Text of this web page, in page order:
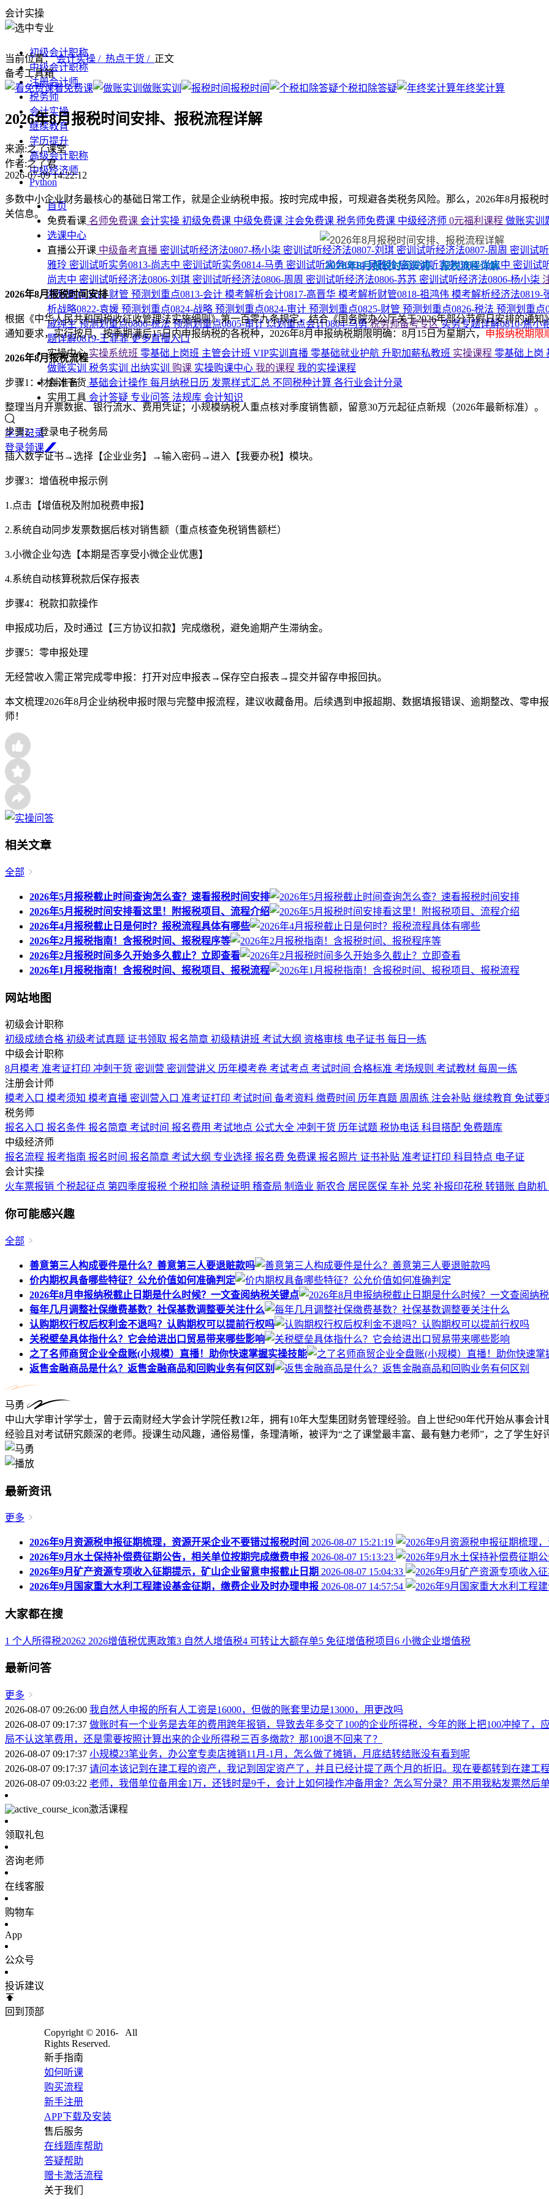
会计实操
初级会计职称
中级会计职称
注册会计师
税务师
会计实操
继续教育
学历提升
高级会计职称
中级经济师
Python
首页
免费看课 名师免费课 会计实操 初级免费课 中级免费课 注会免费课 税务师免费课 中级经济师 0元福利课程 做账实训
选课中心
直播公开课 中级备考直播 密训试听经济法0807-杨小柒 密训试听经济法0807-刘琪 密训试听经济法0807-周周 密训试
雅玲 密训试听实务0813-尚志中 密训试听实务0814-马勇 密训试听实务0814-吴雅玲密训试听实务0814-尚志中 密训试
尚志中 密训试听经济法0806-刘琪 密训试听经济法0806-周周 密训试听经济法0806-苏苏 密训试听经济法0806-杨小柒
测划重点0812-财管 预测划重点0813-会计 模考解析会计0817-高晋华 模考解析财管0818-祖鸿伟 模考解析经济法0819-
析战略0822-袁媛 预测划重点0824-战略 预测划重点0824-审计 预测划重点0825-财管 预测划重点0826-税法 预测划重点
戚纯生预测划重点0806-税法预测划重点0805-审计💥划重点会计0804-马勇税务师备考专区实务专题详解0810-焦小
题详解0819-王菲菲更多直播入口
实操中心实操系统班 零基础上岗班 主管会计班 VIP实训直播 零基础就业护航 升职加薪私教班 实操课程 零基础上岗
做账实训 税务实训 出纳实训 购课 实操购课中心 我的课程 我的实操课程
会计干货 基础会计操作 每月纳税日历 发票样式汇总 不同税种计算 各行业会计分录
实用工具 会计答疑 专业问答 法规库 会计知识
学习记录
登录领课
当前位置：会计实操 / 热点干货 / 正文
备考工具箱
看免费课
做账实训 报税时间 个税扣除答疑 年终奖计算
2026年8月报税时间安排、报税流程详解
来源:之了课堂
作者:之了君
2026-07-09 14:22:12
多数中小企业财务最核心的基础日常工作，就是企业纳税申报。按时完成申报，可规避各类税务风险。那么，2026年8月报税
关信息。
2026年8月报税时间安排、报税流程详解
2026年8月报税时间安排
根据《中华人民共和国税收征收管理法实施细则》第一百零九条规定，结合《国务院办公厅关于2026年部分节假日安排的通
通知要求，实行按月、按季期满后15日内申报纳税的各税种，2026年8月申报纳税期限明确：8月15日为星期六， 申报纳税期限
2026年8月报税流程
步骤1：材料准备
整理当月开票数据、银行流水、费用凭证；小规模纳税人重点核对季度销售额，留意30万元起征点新规（2026年最新标准）。
步骤2：登录电子税务局
插入数字证书→选择【企业业务】→输入密码→进入【我要办税】模块。
步骤3：增值税申报示例
1.点击【增值税及附加税费申报】
2.系统自动同步发票数据后核对销售额（重点核查免税销售额栏）
3.小微企业勾选【本期是否享受小微企业优惠】
4.系统自动核算税款后保存报表
步骤4：税款扣款操作
申报成功后，及时通过【三方协议扣款】完成缴税，避免逾期产生滞纳金。
步骤5：零申报处理
无经营收入需正常完成零申报：打开对应申报表→保存空白报表→提交并留存申报回执。
本文梳理2026年8月企业纳税申报时限与完整申报流程，建议收藏备用。后续遇到申报超期、数据填报错误、逾期整改、零申
师！
相关文章
全部
2026年5月报税截止时间查询怎么查？速看报税时间安排
2026年5月报税时间安排看这里！附报税项目、流程介绍
2026年4月报税截止日是何时？报税流程具体有哪些
2026年2月报税指南！含报税时间、报税程序等
2026年2月报税时间多久开始多久截止？立即查看
2026年1月报税指南！含报税时间、报税项目、报税流程
网站地图
初级会计职称
初级成绩合格 初级考试真题 证书领取 报名简章 初级精讲班 考试大纲 资格审核 电子证书 每日一练
中级会计职称
8月模考 准考证打印 冲刺干货 密训营 密训营讲义 历年模考卷 考试考点 考试时间 合格标准 考场规则 考试教材 每周一练
注册会计师
模考入口 模考须知 模考直播 密训营入口 准考证打印 考试时间 备考资料 缴费时间 历年真题 周周练 注会补贴 继续教育 免试要
税务师
报名入口 报名条件 报名简章 考试时间 报名费用 考试地点 公式大全 冲刺干货 历年试题 税协电话 科目搭配 免费题库
中级经济师
报名流程 报考指南 报名时间 报名简章 考试大纲 专业选择 报名费 免费课 报名照片 证书补贴 准考证打印 科目特点 电子证
会计实操
火车票报销 个税起征点 第四季度报税 个税扣除 清税证明 稽查局 制造业 新农合 居民医保 车补 兑奖 补报印花税 转错账 自助机
你可能感兴趣
全部
善意第三人构成要件是什么？善意第三人要退赃款吗
价内期权具备哪些特征？公允价值如何准确判定
2026年8月申报纳税截止日期是什么时候？一文查阅纳税关键点
每年几月调整社保缴费基数？社保基数调整要关注什么
认购期权行权后权利金不退吗？认购期权可以提前行权吗
关税壁垒具体指什么？它会给进出口贸易带来哪些影响
之了名师商贸企业全盘账(小规模）直播！助你快速掌握实操技能
返售金融商品是什么？返售金融商品和回购业务有何区别
马勇
中山大学审计学学士，曾于云南财经大学会计学院任教12年，拥有10年大型集团财务管理经验。自上世纪90年代开始从事会
经验且对考试研究颇深的老师。授课生动风趣，通俗易懂，条理清晰，被评为“之了课堂最丰富、最有魅力老师”，之了学生好
最新资讯
更多
2026年9月资源税申报征期梳理，资源开采企业不要错过报税时间 2026-08-07 15:21:19
2026年9月水土保持补偿费征期公告，相关单位按期完成缴费申报 2026-08-07 15:13:23
2026年9月矿产资源专项收入征期提示，矿山企业留意申报截止日期 2026-08-07 15:04:33
2026年9月国家重大水利工程建设基金征期，缴费企业及时办理申报 2026-08-07 14:57:54
大家都在搜
1 个人所得税20262 2026增值税优惠政策3 自然人增值税4 可转让大额存单5 免征增值税项目6 小微企业增值税
最新问答
更多
2026-08-07 09:26:00 我自然人申报的所有人工资是16000，但做的账套里边是13000，用更改吗
2026-08-07 09:17:37 做账时有一个业务是去年的费用跨年报销，导致去年多交了100的企业所得税，今年的账上把100冲掉了
局不认这笔费用，还是需要按照计算出来的企业所得税三百多缴款？那100退不回来了？
2026-08-07 09:17:37 小规模23笔业务，办公室专卖店摊销11月-1月，怎么做了摊销，月底结转结账没有看到呢
2026-08-07 09:17:37 请问本该记到在建工程的资产，我记到固定资产了，并且已经计提了两个月的折旧。现在要都转到在建工
2026-08-07 09:03:22 老师，我借单位备用金1万，还钱时是9千，会计上如何操作冲备用金？怎么写分录？用不用我粘发票然后
激活课程
领取礼包
咨询老师
在线客服
购物车
App
公众号
投诉建议
回到顶部
Copyright © 2016-
All
Rights Reserved.
新手指南
如何听课
购买流程
新手注册
APP下载及安装
售后服务
在线题库帮助
答疑帮助
赠卡激活流程
关于我们